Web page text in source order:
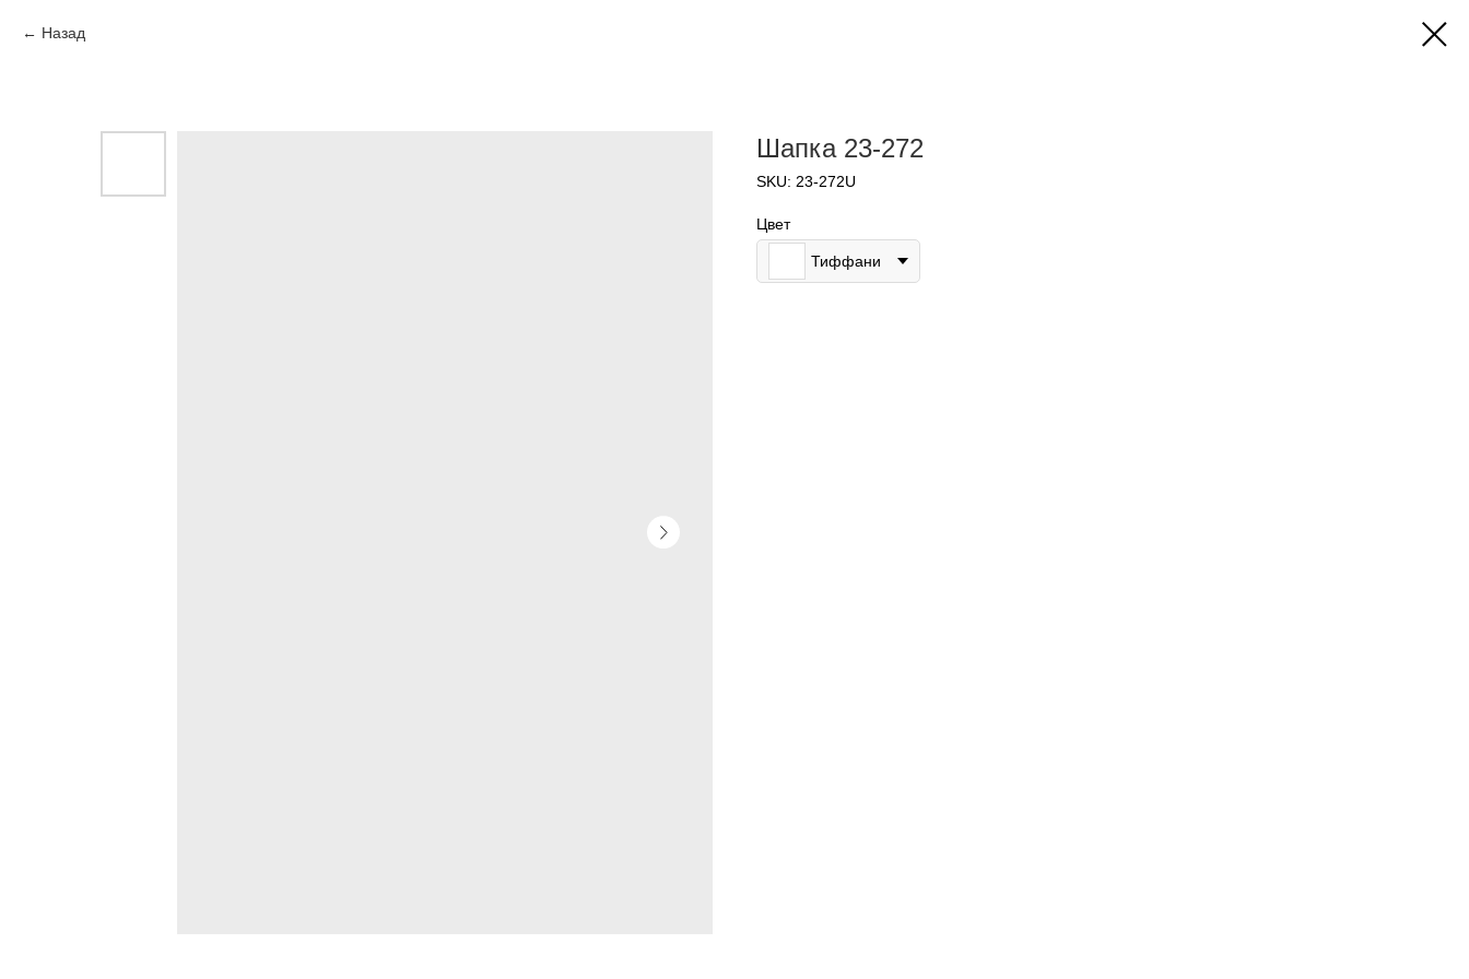
Назад
Шапка 23-272
SKU: 23-272U
Цвет
Тиффани